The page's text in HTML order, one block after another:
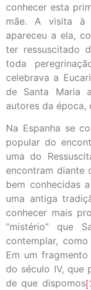
conhecer esta
mãe. A visita à
apareceu a ela,
ter ressuscitado
toda
celebrava a
de Santa Maria
autores da época,
Na Espanha se
popular do
uma do
encontram diante
bem conhecidas
uma antiga
conhecer mais
“mistério” que
contemplar,
Em um
do século IV, que
de que dispomos